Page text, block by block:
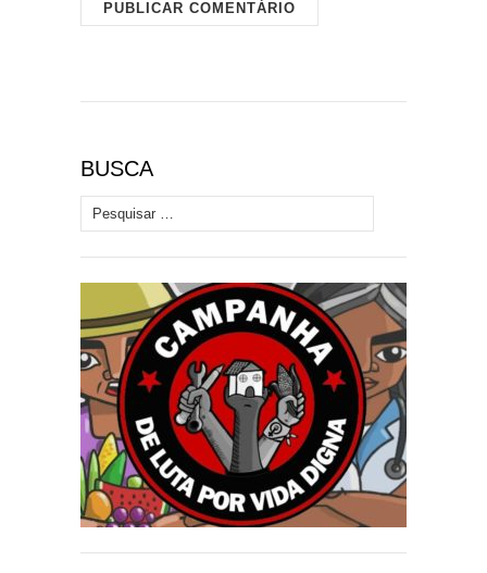
BUSCA
Pesquisar por: